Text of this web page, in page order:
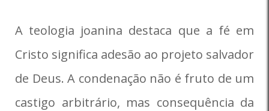
A teologia joanina destaca que a fé em
Cristo significa adesão ao projeto salvador
de Deus. A condenação não é fruto de um
castigo arbitrário, mas consequência da